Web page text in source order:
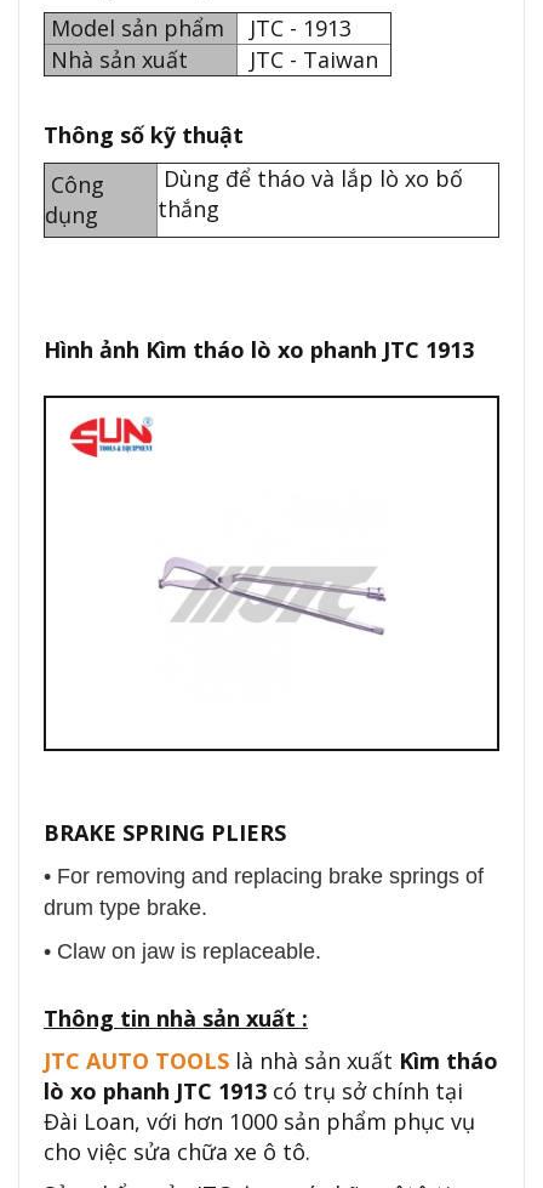
Model sản phẩm
JTC - 1913
Nhà sản xuất
JTC - Taiwan
Thông số kỹ thuật
Công
dụng
Dùng để tháo và lắp lò xo bố
thắng
Hình ảnh Kìm tháo lò xo phanh JTC 1913
BRAKE SPRING PLIERS
• For removing and replacing brake springs of
drum type brake.
• Claw on jaw is replaceable.
Thông tin nhà sản xuất :
JTC AUTO TOOLS là nhà sản xuất Kìm tháo
lò xo phanh JTC 1913 có trụ sở chính tại
Đài Loan, với hơn 1000 sản phẩm phục vụ
cho việc sửa chữa xe ô tô.